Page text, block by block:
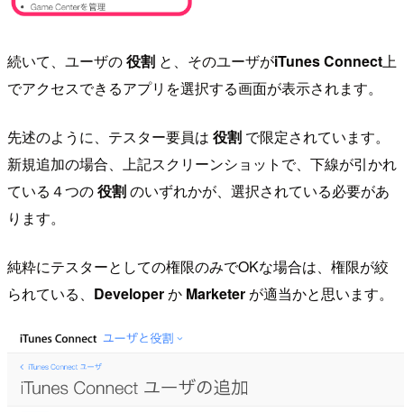
続いて、ユーザの役割 と、そのユーザがiTunes Connect上
でアクセスできるアプリを選択する画面が表示されます。
先述のように、テスター要員は 役割 で限定されています。
新規追加の場合、上記スクリーンショットで、下線が引かれ
ている４つの役割のいずれかが、選択されている必要があ
ります。
純粋にテスターとしての権限のみでOKな場合は、権限が絞
られている、 Developerか Marketer が適当かと思います。